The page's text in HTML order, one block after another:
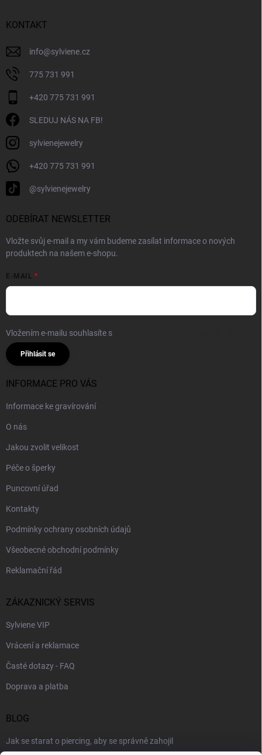
KONTAKT
info@sylviene.cz
775 731 991
+420 775 731 991
SLEDUJ NÁS NA FB!
sylvienejewelry
+420 775 731 991
@sylvienejewelry
ODEBÍRAT NEWSLETTER
Vložte svůj e-mail a my vám budeme zasílat informace o nových
produktech na našem e-shopu.
E-MAIL
Vložením e-mailu souhlasíte s
Přihlásit se
INFORMACE PRO VÁS
Informace ke gravírování
O nás
Jakou zvolit velikost
Péče o šperky
Puncovní úřad
Kontakty
Podmínky ochrany osobních údajů
Všeobecné obchodní podmínky
Reklamační řád
ZÁKAZNICKÝ SERVIS
Sylviene VIP
Vrácení a reklamace
Časté dotazy - FAQ
Doprava a platba
BLOG
Jak se starat o piercing, aby se správně zahojil